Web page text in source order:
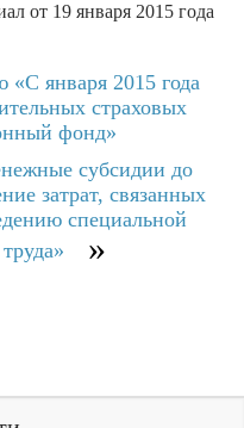
от 19 января 2015 года
января 2015 года
страховых
фонд»
субсидии до
затрат, связанных
специальной